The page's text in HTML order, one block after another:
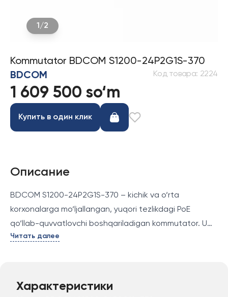
1 /2
Kommutator BDCOM S1200-24P2G1S-370
BDCOM
Код товара: 2224
1 609 500 so‘m
Купить в один клик
Описание
BDCOM S1200-24P2G1S-370 – kichik va o‘rta
korxonalarga mo‘ljallangan, yuqori tezlikdagi PoE
qo‘llab-quvvatlovchi boshqariladigan kommutator. U
24 ta 10/100 Mbps PoE portlari, 2 ta gigabit uplink RJ45
Читать далее
Характеристики